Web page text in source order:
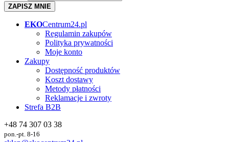
ZAPISZ MNIE
EKOCentrum24.pl
Regulamin zakupów
Polityka prywatności
Moje konto
Zakupy
Dostępność produktów
Koszt dostawy
Metody płatności
Reklamacje i zwroty
Strefa B2B
+48 74 307 03 38
pon.-pt. 8-16